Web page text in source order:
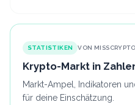
STATISTIKEN VON MISSCRYPTO
Krypto-Markt in
Markt-Ampel, Indikatoren
für deine Einschätzung.